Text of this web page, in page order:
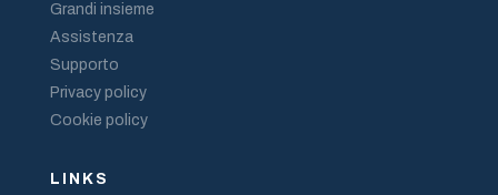
Grandi insieme
Assistenza
Supporto
Privacy policy
Cookie policy
LINKS